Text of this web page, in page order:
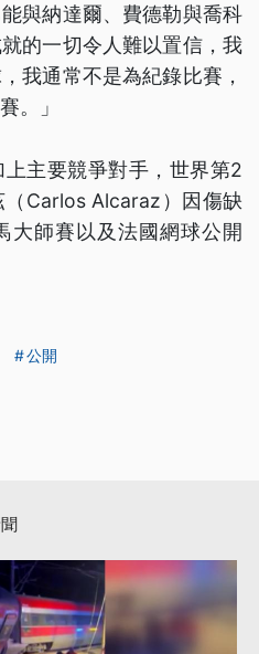
與納達爾、費德勒與喬科
的一切令人難以置信，我
我通常不是為紀錄比賽，
。」
主要競爭對手，世界第2
Carlos Alcaraz）因傷缺
大師賽以及法國網球公開
公開